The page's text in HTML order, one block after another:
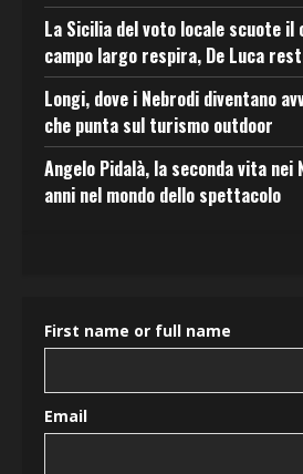
La Sicilia del voto locale scuote
campo largo respira, De Luca
Longi, dove i Nebrodi diventano
che punta sul turismo outdoor
Angelo Pidalà, la seconda vita nei
anni nel mondo dello spettacolo
First name or full name
Email